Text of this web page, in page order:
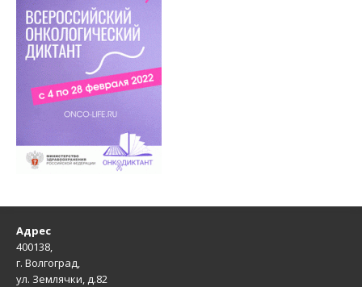
Адрес
400138,
г. Волгоград,
ул. Землячки, д.82